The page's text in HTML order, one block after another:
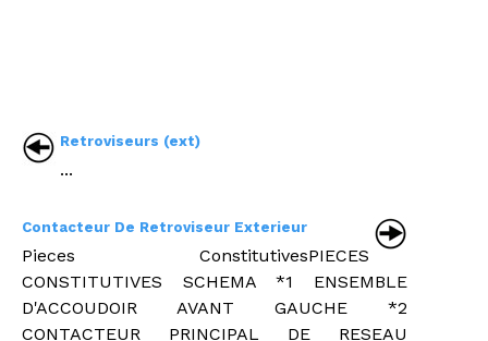
Retroviseurs (ext)
...
Contacteur De Retroviseur Exterieur
Pieces ConstitutivesPIECES
CONSTITUTIVES SCHEMA *1 ENSEMBLE
D'ACCOUDOIR AVANT GAUCHE *2
CONTACTEUR PRINCIPAL DE RESEAU